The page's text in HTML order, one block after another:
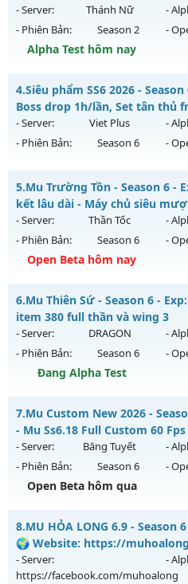
Antihack: BDCAM
ngày 03/08/2626
Exp: 200x - Drop: 20%
Kiểu reset: Reset In Game
Thể loại: Mu Nguyên bản
Antihack: GoldShield
- Server: Thánh Nữ -
- Phiên Bản:
Season 2 -
Alpha Test hôm nay
MUHN2 - MU HÀ NỘI - Mu
Mu mới ra tháng 08 2026 - Mở
ngày 10/08/2626
Exp: 150x - Drop: 10%
Thể loại: Mu Nguyên bản
Antihack: IGMU.DEV
4.Siêu phẩm SS6 2026 -
Boss drop 1h/lần, Set tân thủ
- Server: Viet Plus -
- Phiên Bản:
Season 6 -
Siêu phẩm SS6 2026 - Boss
Mu mới ra tháng 07 2026 - Mở
ngày 30/07/2626
Exp: 9999x - Drop: 90%
Kiểu reset: Reset In Game
Antihack: Phoenix 2026
5.Mu Trường Tồn - Season 6 -
kết lâu dài - Máy chủ siêu
- Server: Thần Tốc -
- Phiên Bản:
Season 6 -
Open Beta hôm nay
Mu Trường Tồn - Cam kết lâu
Mu mới ra tháng 08 2026 - Mở
ngày 07/08/2626
Exp: 9999x - Drop: 90%
Kiểu reset: Reset In Game
Antihack: ICMPROTECT ✅ 🔴
6.Mu Thiên Sứ - Season 6 -
item 380 full thần và wing 3
- Server: DRAGON -
- Phiên Bản:
Season 6 -
Đang Alpha Test
Mu mới ra tháng 08 2026 - Mở
ngày 09/08/2626
Exp: 2000x - Drop: 100%
Kiểu reset: Reset In Game
Thể loại: Mu Nguyên bản
Antihack: sharkguard
7.Mu Custom New 2026 -
- Mu Ss6.18 Full Custom 60
- Server: Băng Tuyết -
- Phiên Bản:
Season 6 -
Open Beta hôm qua
Mu Custom New 2026 - Mu
Mới
Mu mới ra tháng 08 2026 - Mở
ngày 06/08/2626
8.MU HỎA LONG 6.9 - Season
🌍 Website: https://
- Server:
https://facebook.com/muhoalong
-